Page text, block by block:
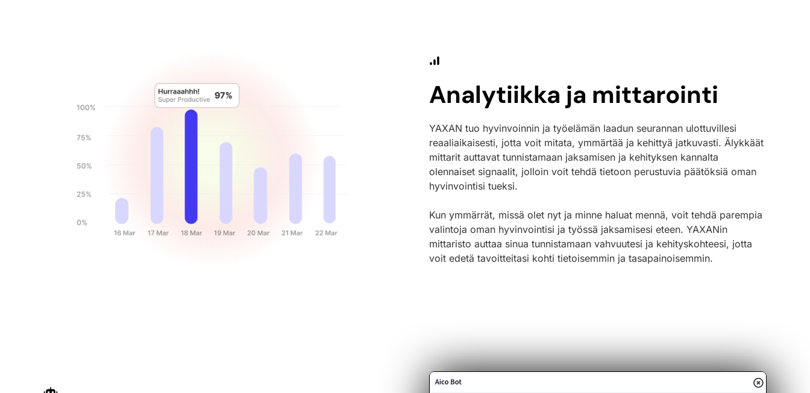
Analytiikka ja mittarointi
YAXAN tuo hyvinvoinnin ja työelämän laadun seurannan ulottuvillesi
reaaliaikaisesti, jotta voit mitata, ymmärtää ja kehittyä jatkuvasti. Älykkäät
mittarit auttavat tunnistamaan jaksamisen ja kehityksen kannalta
olennaiset signaalit, jolloin voit tehdä tietoon perustuvia päätöksiä oman
hyvinvointisi tueksi.
Kun ymmärrät, missä olet nyt ja minne haluat mennä, voit tehdä parempia
valintoja oman hyvinvointisi ja työssä jaksamisesi eteen. YAXANin
mittaristo auttaa sinua tunnistamaan vahvuutesi ja kehityskohteesi, jotta
voit edetä tavoitteitasi kohti tietoisemmin ja tasapainoisemmin.